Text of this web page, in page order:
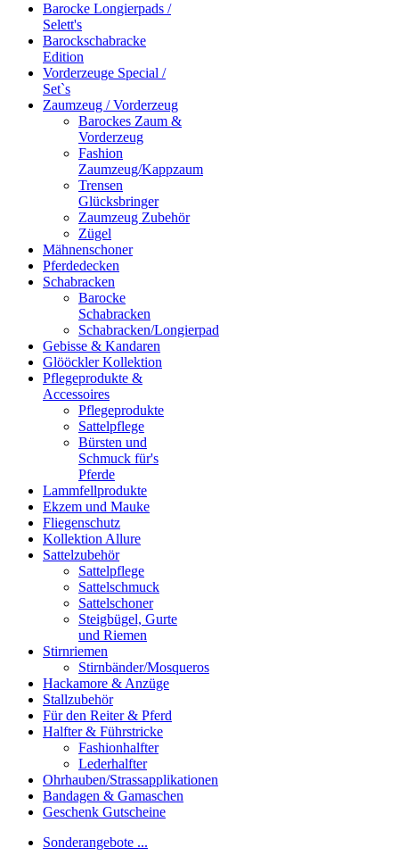
Barocke Longierpads /
Selett's
Barockschabracke
Edition
Vorderzeuge Special /
Set`s
Zaumzeug / Vorderzeug
Barockes Zaum &
Vorderzeug
Fashion
Zaumzeug/Kappzaum
Trensen
Glücksbringer
Zaumzeug Zubehör
Zügel
Mähnenschoner
Pferdedecken
Schabracken
Barocke
Schabracken
Schabracken/Longierpad
Gebisse & Kandaren
Glööckler Kollektion
Pflegeprodukte &
Accessoires
Pflegeprodukte
Sattelpflege
Bürsten und
Schmuck für's
Pferde
Lammfellprodukte
Ekzem und Mauke
Fliegenschutz
Kollektion Allure
Sattelzubehör
Sattelpflege
Sattelschmuck
Sattelschoner
Steigbügel, Gurte
und Riemen
Stirnriemen
Stirnbänder/Mosqueros
Hackamore & Anzüge
Stallzubehör
Für den Reiter & Pferd
Halfter & Führstricke
Fashionhalfter
Lederhalfter
Ohrhauben/Strassapplikationen
Bandagen & Gamaschen
Geschenk Gutscheine
Sonderangebote ...